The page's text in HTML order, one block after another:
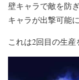
壁キャラで敵を防
キャラが出撃可能
これは2回目の生産